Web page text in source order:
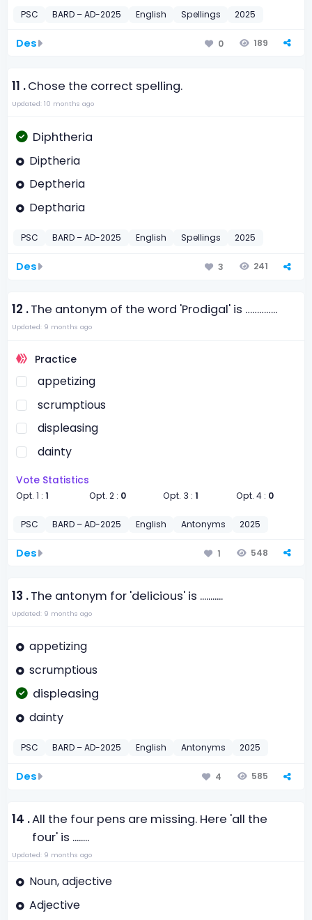
PSC BARD – AD-2025 English Spellings 2025
Des 0 189
11 .Chose the correct spelling.
Updated: 10 months ago
Diphtheria
Diptheria
Deptheria
Deptharia
PSC BARD – AD-2025 English Spellings 2025
Des 3 241
12 .The antonym of the word 'Prodigal' is …………..
Updated: 9 months ago
Practice
appetizing
scrumptious
displeasing
dainty
Vote Statistics
Opt. 1 :1 Opt. 2 : 0 Opt. 3 : 1 Opt. 4 : 0
PSC BARD – AD-2025 English Antonyms 2025
Des 1 548
13 .The antonym for 'delicious' is ...........
Updated: 9 months ago
appetizing
scrumptious
displeasing
dainty
PSC BARD – AD-2025 English Antonyms 2025
Des 4 585
14 .All the four pens are missing. Here 'all the
four' is ........
Updated: 9 months ago
Noun, adjective
Adjective